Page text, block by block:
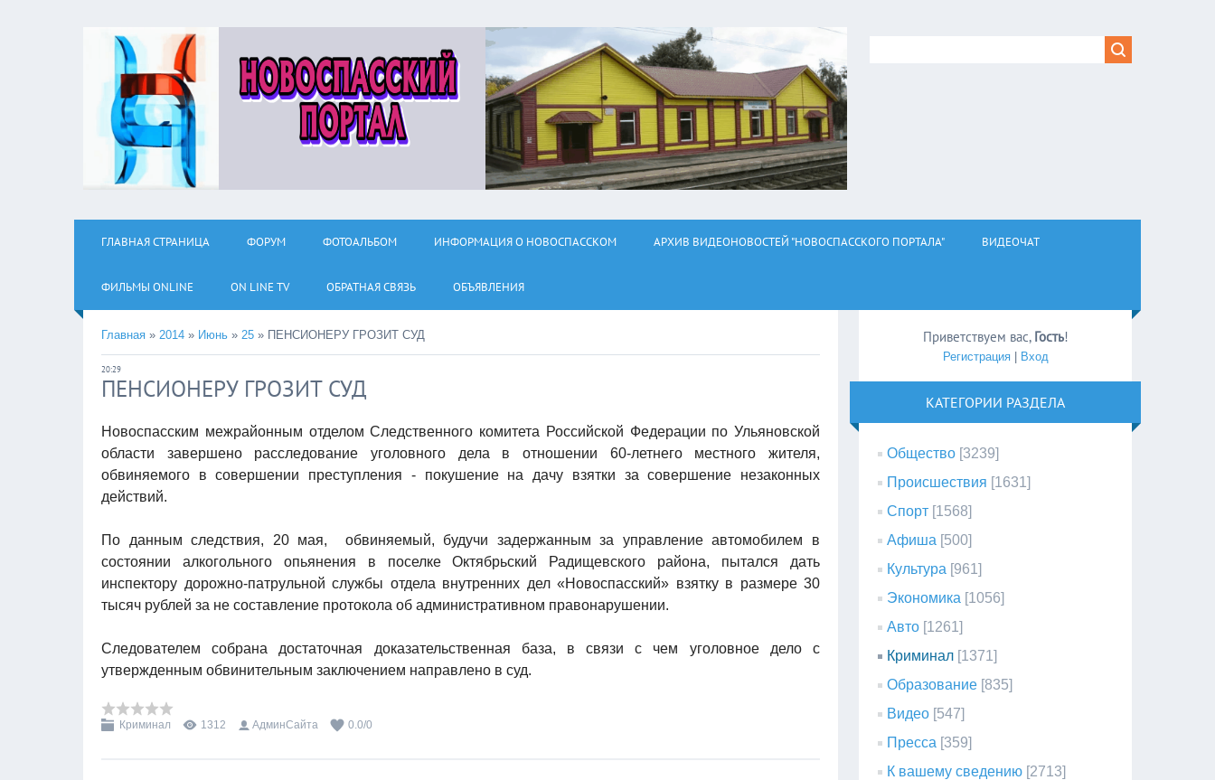
ГЛАВНАЯ СТРАНИЦА ФОРУМ ФОТОАЛЬБОМ ИНФОРМАЦИЯ О НОВОСПАССКОМ АРХИВ ВИДЕОНОВОСТЕЙ "НОВОСПАССКОГО ПОРТАЛА" ВИДЕОЧАТ
ФИЛЬМЫ ОNLINE ON LINE TV ОБРАТНАЯ СВЯЗЬ ОБЪЯВЛЕНИЯ
Главная » 2014 » Июнь » 25 » ПЕНСИОНЕРУ ГРОЗИТ СУД
20:29
ПЕНСИОНЕРУ ГРОЗИТ СУД
Новоспасским межрайонным отделом Следственного комитета Российской Федерации по Ульяновской
области завершено расследование уголовного дела в отношении 60-летнего местного жителя,
обвиняемого в совершении преступления - покушение на дачу взятки за совершение незаконных
действий.
По данным следствия, 20 мая, обвиняемый, будучи задержанным за управление автомобилем в
состоянии алкогольного опьянения в поселке Октябрьский Радищевского района, пытался дать
инспектору дорожно-патрульной службы отдела внутренних дел «Новоспасский» взятку в размере 30
тысяч рублей за не составление протокола об административном правонарушении.
Следователем собрана достаточная доказательственная база, в связи с чем уголовное дело с
утвержденным обвинительным заключением направлено в суд.
Криминал 1312 АдминСайта 0.0/0
Приветствуем вас, Гость!
Регистрация| Вход
КАТЕГОРИИ РАЗДЕЛА
Общество [3239]
Происшествия [1631]
Спорт [1568]
Афиша [500]
Культура [961]
Экономика [1056]
Авто [1261]
Криминал [1371]
Образование [835]
Видео [547]
Пресса [359]
К вашему сведению [2713]